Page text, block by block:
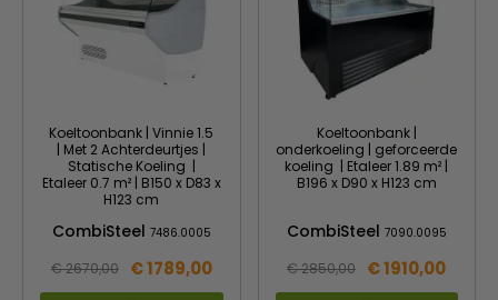
Koeltoonbank | Vinnie 1.5
| Met 2 Achterdeurtjes |
Statische Koeling |
Etaleer 0.7 m² | B150 x D83 x
H123 cm
CombiSteel 7486.0005
€ 2670,00 € 1789,00
Koeltoonbank |
onderkoeling | geforceerde
koeling | Etaleer 1.89 m² |
B196 x D90 x H123 cm
CombiSteel 7090.0095
€ 2850,00 € 1910,00